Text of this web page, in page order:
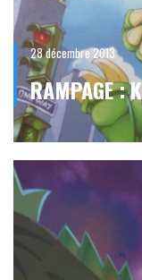
28 décembre 2013
RAMPAGE :